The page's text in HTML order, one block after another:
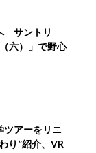
サントリ
六）」で野心
ツアーをリニ
り”紹介、VR